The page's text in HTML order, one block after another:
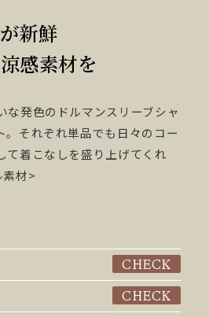
新鮮
感素材を
な発色のドルマンスリーブシャ
。それぞれ単品でも日々のコー
て着こなしを盛り上げてくれ
材>
CHECK
CHECK